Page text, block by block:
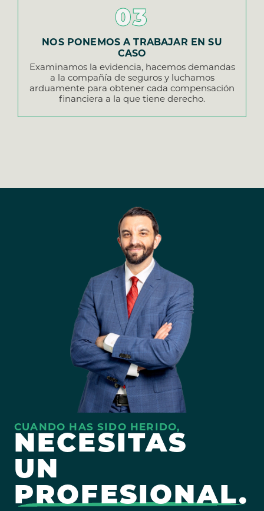
03
NOS PONEMOS A TRABAJAR EN SU
CASO
Examinamos la evidencia, hacemos demandas
a la compañía de seguros y luchamos
arduamente para obtener cada compensación
financiera a la que tiene derecho.
CUANDO HAS SIDO HERIDO,
NECESITAS
UN
PROFESIONAL.